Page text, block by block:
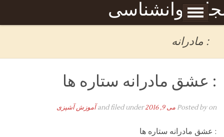
روانشناسی
Skip to content
برگه نمونه
: مادرانه
: عشق مادرانه ستاره ها
Posted byon می 9, 2016 and filed under آموزش آشپزی
: عشق مادرانه ستاره ها